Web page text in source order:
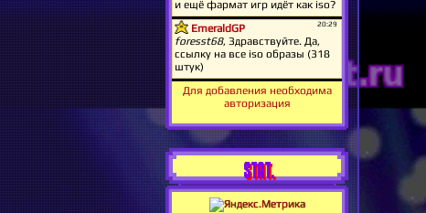
Для добавления необходима
авторизация
STAT.